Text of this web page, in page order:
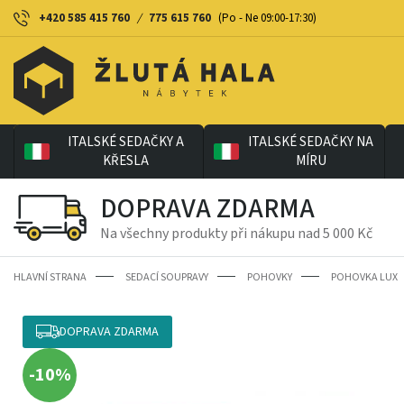
+420 585 415 760 / 775 615 760 (Po - Ne 09:00-17:30)
ITALSKÉ SEDAČKY A
KŘESLA
ITALSKÉ SEDAČKY NA
MÍRU
DOPRAVA ZDARMA
Na všechny produkty při nákupu nad 5 000 Kč
HLAVNÍ STRANA SEDACÍ SOUPRAVY POHOVKY POHOVKA LUX
DOPRAVA ZDARMA
-10%